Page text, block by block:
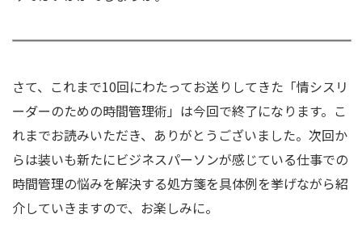
さて、これまで10回にわたってお送りしてきた「情シスリ
ーダーのための時間管理術」は今回で終了になります。こ
れまでお読みいただき、ありがとうございました。次回か
らは装いも新たにビジネスパーソンが感じている仕事での
時間管理の悩みを解決する処方箋を具体例を挙げながら紹
介していきますので、お楽しみに。